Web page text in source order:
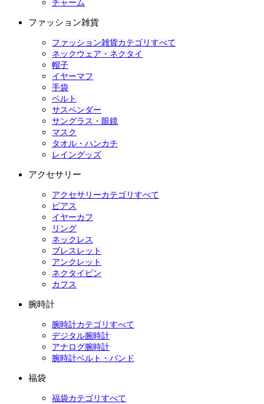
チャーム
ファッション雑貨
ファッション雑貨カテゴリすべて
ネックウェア・ネクタイ
帽子
イヤーマフ
手袋
ベルト
サスペンダー
サングラス・眼鏡
マスク
タオル・ハンカチ
レイングッズ
アクセサリー
アクセサリーカテゴリすべて
ピアス
イヤーカフ
リング
ネックレス
ブレスレット
アンクレット
ネクタイピン
カフス
腕時計
腕時計カテゴリすべて
デジタル腕時計
アナログ腕時計
腕時計ベルト・バンド
福袋
福袋カテゴリすべて